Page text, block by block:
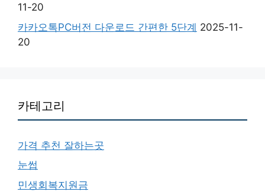
11-20
카카오톡PC버전 다운로드 간편한 5단계 2025-11-
20
카테고리
가격 추천 잘하는곳
눈썹
민생회복지원금